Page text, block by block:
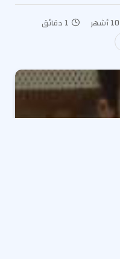
1 دقائق